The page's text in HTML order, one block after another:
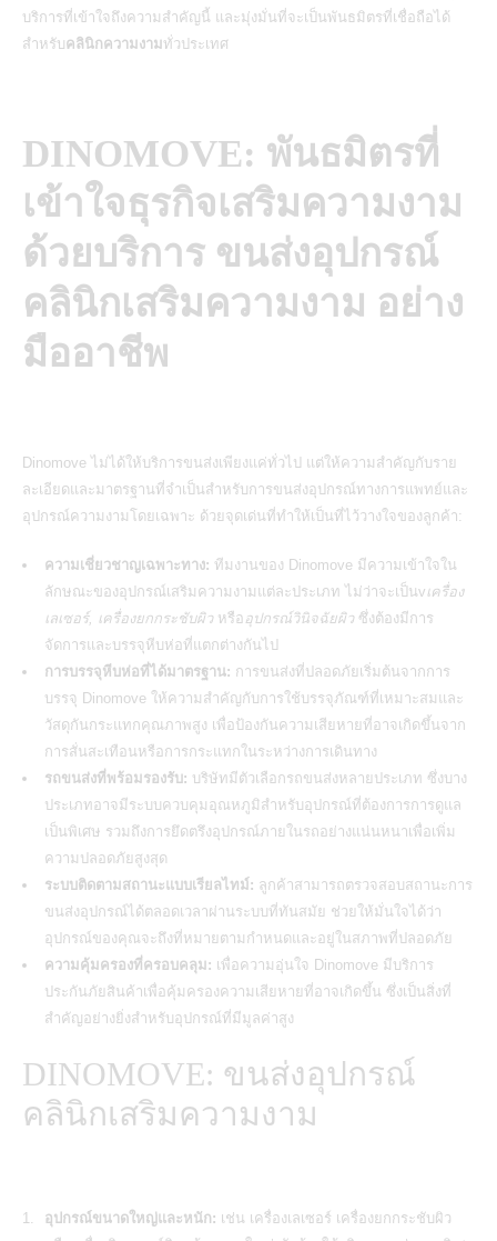
บริการที่เข้าใจถึงความสำคัญนี้ และมุ่งมั่นที่จะเป็นพันธมิตรที่เชื่อถือได้
สำหรับคลินิกความงามทั่วประเทศ
DINOMOVE: พันธมิตรที่
เข้าใจธุรกิจเสริมความงาม
ด้วยบริการ ขนส่งอุปกรณ์
คลินิกเสริมความงาม อย่าง
มืออาชีพ
Dinomove ไม่ได้ให้บริการขนส่งเพียงแค่ทั่วไป แต่ให้ความสำคัญกับราย
ละเอียดและมาตรฐานที่จำเป็นสำหรับการขนส่งอุปกรณ์ทางการแพทย์และ
อุปกรณ์ความงาม โดยเฉพาะ ด้วยจุดเด่นที่ทำให้เป็นที่ไว้วางใจของลูกค้า:
ความเชี่ยวชาญเฉพาะทาง: ทีมงานของ Dinomove มีความเข้าใจใน
ลักษณะของอุปกรณ์เสริมความงามแต่ละประเภท ไม่ว่าจะเป็นv เครื่อง
เลเซอร์, เครื่องยกกระชับผิว หรือ อุปกรณ์วินิจฉัยผิว ซึ่งต้องมีการ
จัดการและบรรจุหีบห่อที่แตกต่างกันไป
การบรรจุหีบห่อที่ได้มาตรฐาน: การขนส่งที่ปลอดภัยเริ่มต้นจากการ
บรรจุ Dinomove ให้ความสำคัญกับการใช้บรรจุภัณฑ์ที่เหมาะสมและ
วัสดุกันกระแทกคุณภาพสูง เพื่อป้องกันความเสียหายที่อาจเกิดขึ้นจาก
การสั่นสะเทือนหรือการกระแทกในระหว่างการเดินทาง
รถขนส่งที่พร้อมรองรับ: บริษัทมีตัวเลือกรถขนส่งหลายประเภท ซึ่งบาง
ประเภทอาจมีระบบควบคุมอุณหภูมิสำหรับอุปกรณ์ที่ต้องการการดูแล
เป็นพิเศษ รวมถึงการยึดตรึงอุปกรณ์ภายในรถอย่างแน่นหนาเพื่อเพิ่ม
ความปลอดภัยสูงสุด
ระบบติดตามสถานะแบบเรียลไทม์: ลูกค้าสามารถตรวจสอบสถานะการ
ขนส่งอุปกรณ์ได้ตลอดเวลาผ่านระบบที่ทันสมัย ช่วยให้มั่นใจได้ว่า
อุปกรณ์ของคุณจะถึงที่หมายตามกำหนดและอยู่ในสภาพที่ปลอดภัย
ความคุ้มครองที่ครอบคลุม: เพื่อความอุ่นใจ Dinomove มีบริการ
ประกันภัยสินค้าเพื่อคุ้มครองความเสียหายที่อาจเกิดขึ้น ซึ่งเป็นสิ่งที่
สำคัญอย่างยิ่งสำหรับอุปกรณ์ที่มีมูลค่าสูง
DINOMOVE: ขนส่งอุปกรณ์
คลินิกเสริมความงาม
อุปกรณ์ขนาดใหญ่และหนัก: เช่น เครื่องเลเซอร์ เครื่องยกกระชับผิว